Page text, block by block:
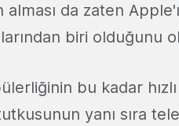
alması da zaten
biri olduğunu
bu kadar
yanı sıra